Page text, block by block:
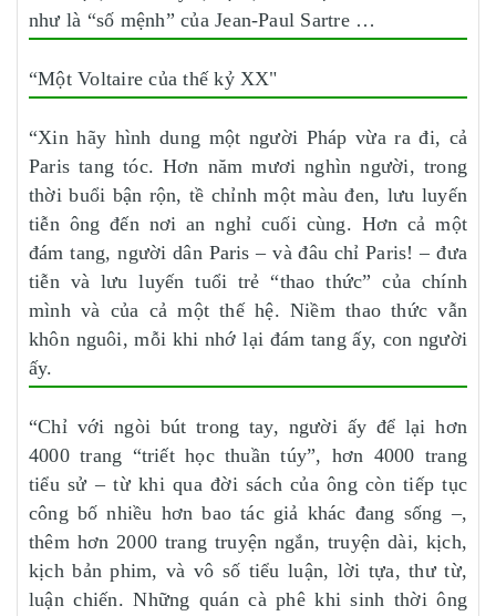
như là “số mệnh” của Jean-Paul Sartre …
“Một Voltaire của thế kỷ XX"
“Xin hãy hình dung một người Pháp vừa ra đi, cả
Paris tang tóc. Hơn năm mươi nghìn người, trong
thời buổi bận rộn, tề chỉnh một màu đen, lưu luyến
tiễn ông đến nơi an nghỉ cuối cùng. Hơn cả một
đám tang, người dân Paris – và đâu chỉ Paris! – đưa
tiễn và lưu luyến tuổi trẻ “thao thức” của chính
mình và của cả một thế hệ. Niềm thao thức vẫn
khôn nguôi, mỗi khi nhớ lại đám tang ấy, con người
ấy.
“Chỉ với ngòi bút trong tay, người ấy để lại hơn
4000 trang “triết học thuần túy”, hơn 4000 trang
tiểu sử – từ khi qua đời sách của ông còn tiếp tục
công bố nhiều hơn bao tác giả khác đang sống –,
thêm hơn 2000 trang truyện ngắn, truyện dài, kịch,
kịch bản phim, và vô số tiểu luận, lời tựa, thư từ,
luận chiến. Những quán cà phê khi sinh thời ông